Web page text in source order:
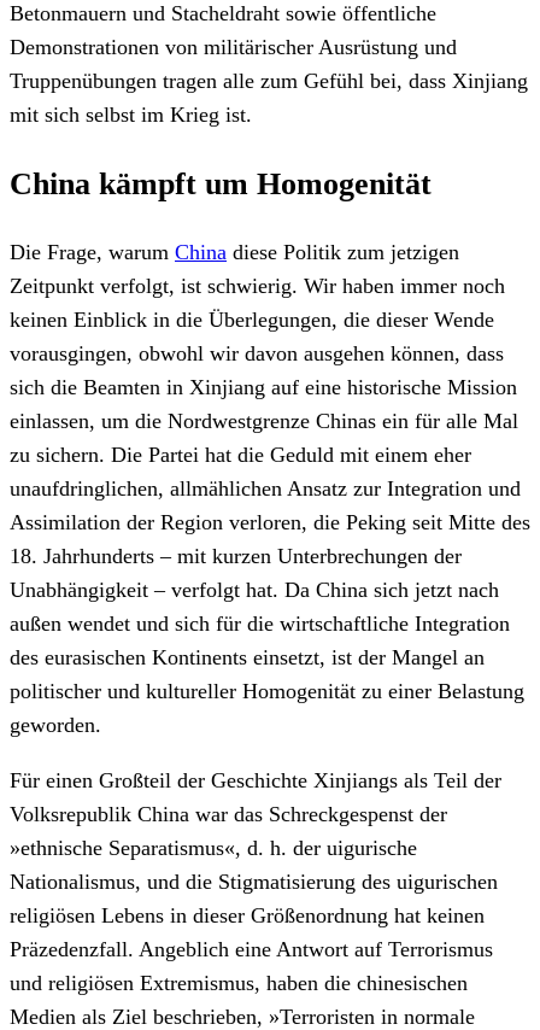
Betonmauern und Stacheldraht sowie öffentliche
Demonstrationen von militärischer Ausrüstung und
Truppenübungen tragen alle zum Gefühl bei, dass Xinjiang
mit sich selbst im Krieg ist.
China kämpft um Homogenität
Die Frage, warum China diese Politik zum jetzigen
Zeitpunkt verfolgt, ist schwierig. Wir haben immer noch
keinen Einblick in die Überlegungen, die dieser Wende
vorausgingen, obwohl wir davon ausgehen können, dass
sich die Beamten in Xinjiang auf eine historische Mission
einlassen, um die Nordwestgrenze Chinas ein für alle Mal
zu sichern. Die Partei hat die Geduld mit einem eher
unaufdringlichen, allmählichen Ansatz zur Integration und
Assimilation der Region verloren, die Peking seit Mitte des
18. Jahrhunderts – mit kurzen Unterbrechungen der
Unabhängigkeit – verfolgt hat. Da China sich jetzt nach
außen wendet und sich für die wirtschaftliche Integration
des eurasischen Kontinents einsetzt, ist der Mangel an
politischer und kultureller Homogenität zu einer Belastung
geworden.
Für einen Großteil der Geschichte Xinjiangs als Teil der
Volksrepublik China war das Schreckgespenst der
»ethnische Separatismus«, d. h. der uigurische
Nationalismus, und die Stigmatisierung des uigurischen
religiösen Lebens in dieser Größenordnung hat keinen
Präzedenzfall. Angeblich eine Antwort auf Terrorismus
und religiösen Extremismus, haben die chinesischen
Medien als Ziel beschrieben, »Terroristen in normale